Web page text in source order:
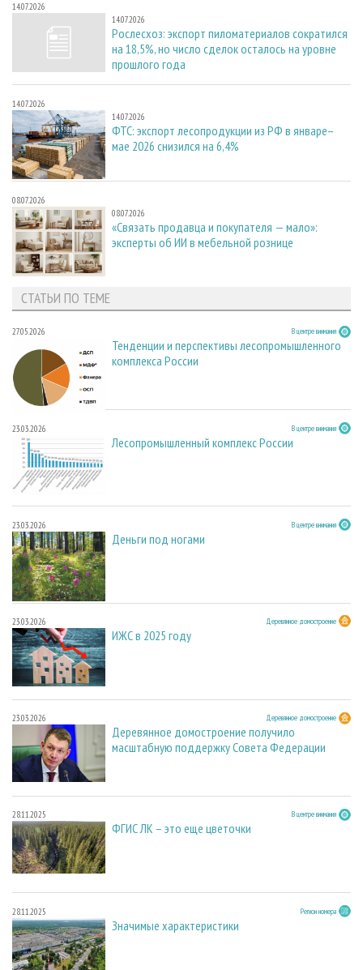
14.07.2026
14.07.2026
Рослесхоз: экспорт пиломатериалов сократился
на 18,5%, но число сделок осталось на уровне
прошлого года
14.07.2026
14.07.2026
ФТС: экспорт лесопродукции из РФ в январе–
мае 2026 снизился на 6,4%
08.07.2026
08.07.2026
«Связать продавца и покупателя — мало»:
эксперты об ИИ в мебельной рознице
СТАТЬИ ПО ТЕМЕ
27.05.2026 В центре внимания
Тенденции и перспективы лесопромышленного
комплекса России
23.03.2026 В центре внимания
Лесопромышленный комплекс России
23.03.2026 В центре внимания
Деньги под ногами
23.03.2026 Деревянное домостроение
ИЖС в 2025 году
23.03.2026 Деревянное домостроение
Деревянное домостроение получило
масштабную поддержку Совета Федерации
28.11.2025 В центре внимания
ФГИС ЛК – это еще цветочки
28.11.2025 Регион номера
Значимые характеристики